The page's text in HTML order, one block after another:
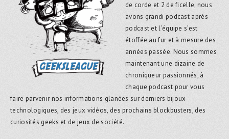
de corde et 2 de ficelle, nous
avons grandi podcast après
podcast et l’équipe s’est
étoffée au fur et à mesure des
années passée. Nous sommes
maintenant une dizaine de
chroniqueur passionnés, à
chaque podcast pour vous
faire parvenir nos informations glanées sur derniers bijoux
technologiques, des jeux vidéos, des prochains blockbusters, des
curiosités geeks et de jeux de société.